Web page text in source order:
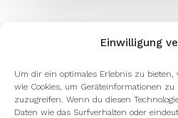
Einwilligung
Um dir ein optimales Erlebnis zu bieten,
wie Cookies, um Geräteinformationen
zuzugreifen. Wenn du diesen
Daten wie das Surfverhalten oder